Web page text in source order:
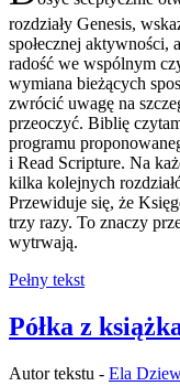
rozdziały Genesis,
społecznej aktywności,
radość we wspólnym
wymiana bieżących
zwrócić uwagę na
przeoczyć. Biblię
programu
i Read Scripture. Na
kilka kolejnych
Przewiduje się, że
trzy razy. To znaczy
wytrwają.
Pełny tekst
Półka z
Autor tekstu - Ela